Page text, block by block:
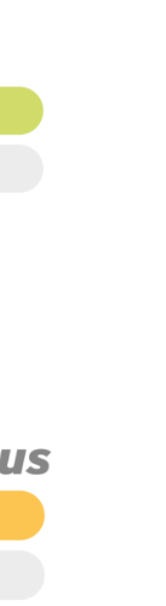
più
assistenza
ed altri
più
assistenza
ospedaliera.